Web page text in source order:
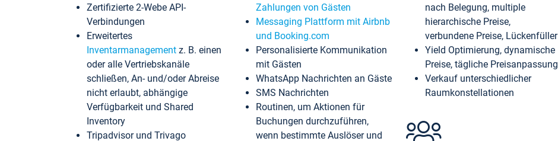
Zertifizierte 2-Webe API-
Verbindungen
Erweitertes
Inventarmanagement z. B. einen
oder alle Vertriebskanäle
schließen, An- und/oder Abreise
nicht erlaubt, abhängige
Verfügbarkeit und Shared
Inventory
Tripadvisor und Trivago
Zahlungen von Gästen
Messaging Plattform mit Airbnb
und Booking.com
Personalisierte Kommunikation
mit Gästen
WhatsApp Nachrichten an Gäste
SMS Nachrichten
Routinen, um Aktionen für
Buchungen durchzuführen,
wenn bestimmte Auslöser und
nach Belegung, multiple
hierarchische Preise,
verbundene Preise, Lückenfüller
Yield Optimierung, dynamische
Preise, tägliche Preisanpassung
Verkauf unterschiedlicher
Raumkonstellationen